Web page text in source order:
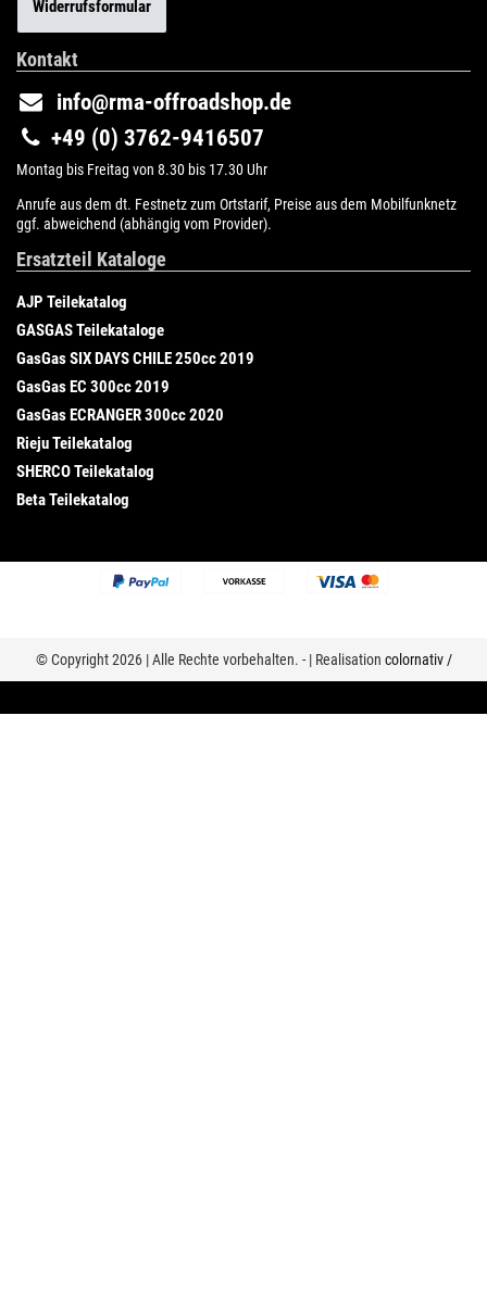
Widerrufsformular
Kontakt
info@rma-offroadshop.de
+49 (0) 3762-9416507
Montag bis Freitag von 8.30 bis 17.30 Uhr
Anrufe aus dem dt. Festnetz zum Ortstarif, Preise aus dem Mobilfunknetz
ggf. abweichend (abhängig vom Provider).
Ersatzteil Kataloge
AJP Teilekatalog
GASGAS Teilekataloge
GasGas SIX DAYS CHILE 250cc 2019
GasGas EC 300cc 2019
GasGas ECRANGER 300cc 2020
Rieju Teilekatalog
SHERCO Teilekatalog
Beta Teilekatalog
© Copyright 2026 | Alle Rechte vorbehalten. - | Realisation colornativ /